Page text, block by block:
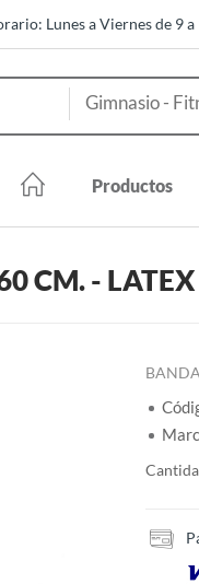
Lunes a Viernes de 9
Productos
CM. -